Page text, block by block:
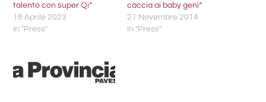
talento con super Qi”
18 Aprile 2023
In "Press"
caccia ai baby geni”
21 Novembre 2014
In "Press"